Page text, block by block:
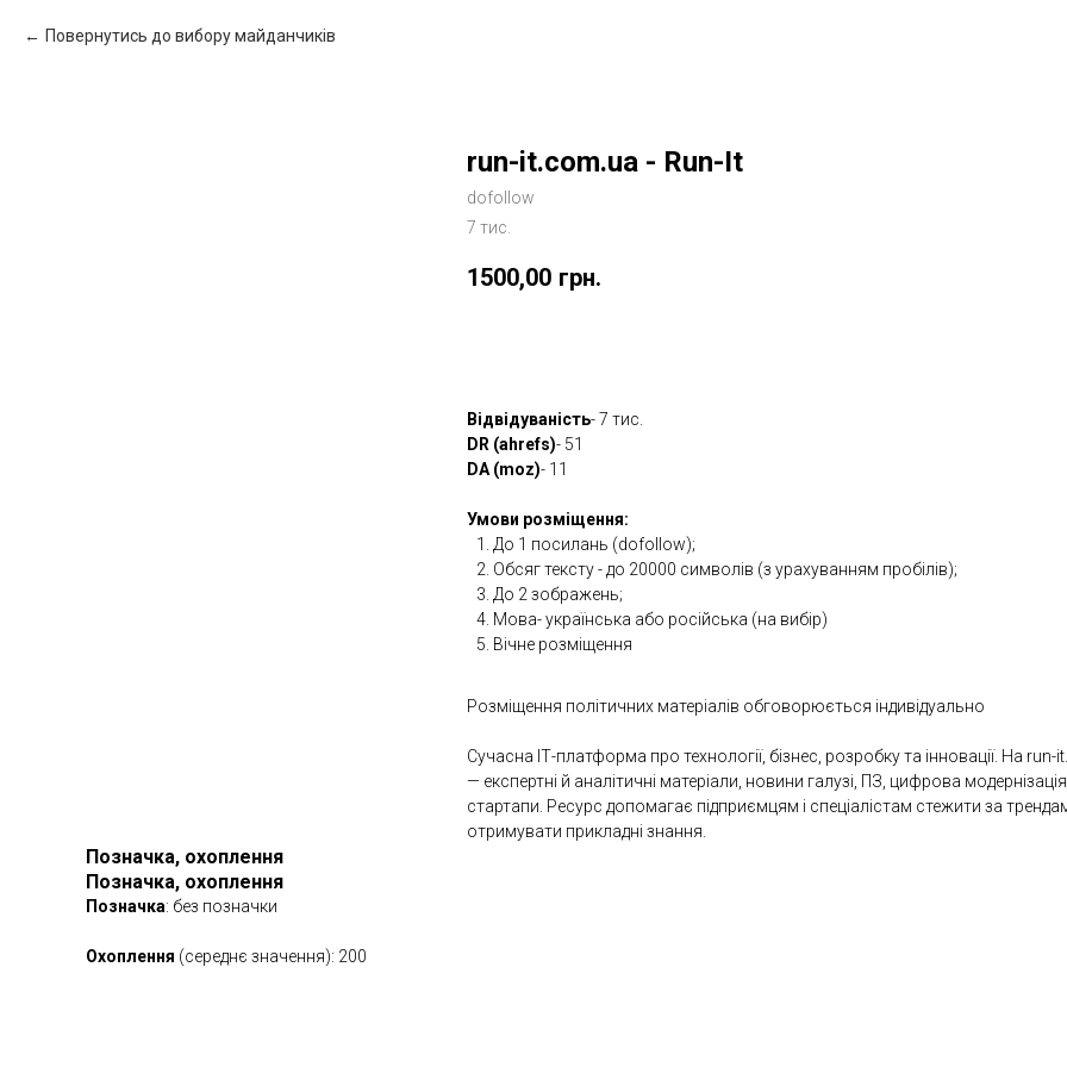
Повернутись до вибору майданчиків
run-it.com.ua - Run-It
dofollow
7 тис.
1500,00 грн.
Відвідуваність- 7 тис.
DR (ahrefs)- 51
DA (moz)- 11
Умови розміщення:
До 1 посилань (dofollow);
Обсяг тексту - до 20000 символів (з урахуванням пробілів);
До 2 зображень;
Мова- українська або російська (на вибір)
Вічне розміщення
Розміщення політичних матеріалів обговорюється індивідуально
Сучасна ІТ-платформа про технології, бізнес, розробку та інновації. На run-
— експертні й аналітичні матеріали, новини галузі, ПЗ, цифрова
стартапи. Ресурс допомагає підприємцям і спеціалістам стежити за
отримувати прикладні знання.
Позначка, охоплення
Позначка, охоплення
Позначка: без позначки
Охоплення (середнє значення): 200